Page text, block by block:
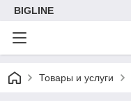
BIGLINE
Товары и услуги